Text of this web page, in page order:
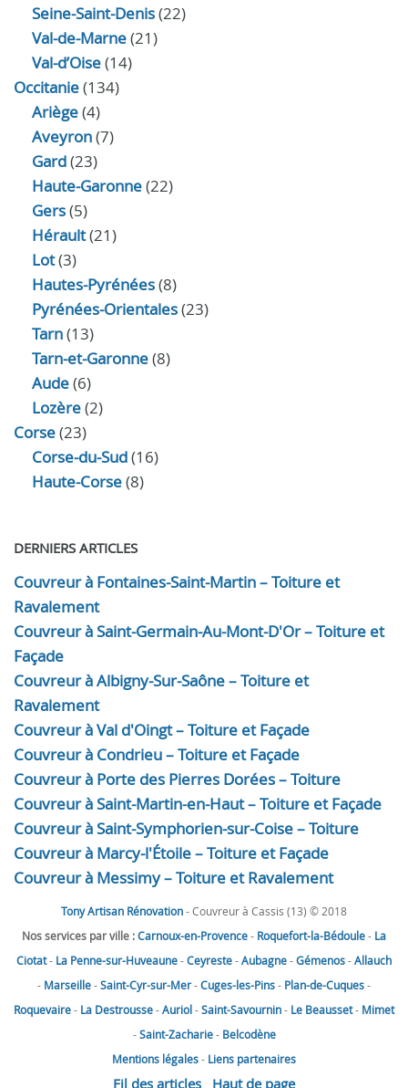
Seine-Saint-Denis(22)
Val-de-Marne(21)
Val-d’Oise(14)
Occitanie(134)
Ariège(4)
Aveyron(7)
Gard(23)
Haute-Garonne(22)
Gers(5)
Hérault(21)
Lot(3)
Hautes-Pyrénées(8)
Pyrénées-Orientales(23)
Tarn(13)
Tarn-et-Garonne(8)
Aude(6)
Lozère(2)
Corse(23)
Corse-du-Sud(16)
Haute-Corse(8)
DERNIERS ARTICLES
Couvreur à Fontaines-Saint-Martin – Toiture et
Ravalement
Couvreur à Saint-Germain-Au-Mont-D'Or – Toiture et
Façade
Couvreur à Albigny-Sur-Saône – Toiture et
Ravalement
Couvreur à Val d'Oingt – Toiture et Façade
Couvreur à Condrieu – Toiture et Façade
Couvreur à Porte des Pierres Dorées – Toiture
Couvreur à Saint-Martin-en-Haut – Toiture et Façade
Couvreur à Saint-Symphorien-sur-Coise – Toiture
Couvreur à Marcy-l'Étoile – Toiture et Façade
Couvreur à Messimy – Toiture et Ravalement
Tony Artisan Rénovation- Couvreur à Cassis (13) © 2018
Nos services par ville :Carnoux-en-Provence- Roquefort-la-Bédoule- La
Ciotat- La Penne-sur-Huveaune-Ceyreste-Aubagne-Gémenos-Allauch
- Marseille-Saint-Cyr-sur-Mer-Cuges-les-Pins- Plan-de-Cuques-
Roquevaire- La Destrousse-Auriol-Saint-Savournin- Le Beausset- Mimet
-Saint-Zacharie- Belcodène
Mentions légales- Liens partenaires
Fil des articles Haut de page